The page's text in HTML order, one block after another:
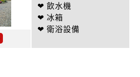
❤ 飲水機
❤ 冰箱
❤ 衛浴設備